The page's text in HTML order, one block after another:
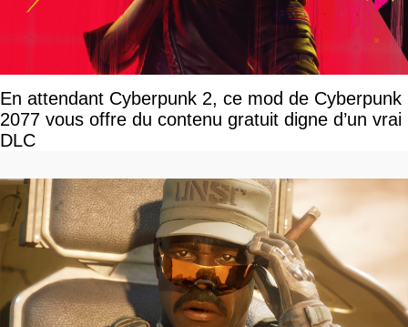
En attendant Cyberpunk 2, ce mod de Cyberpunk
2077 vous offre du contenu gratuit digne d’un vrai
DLC